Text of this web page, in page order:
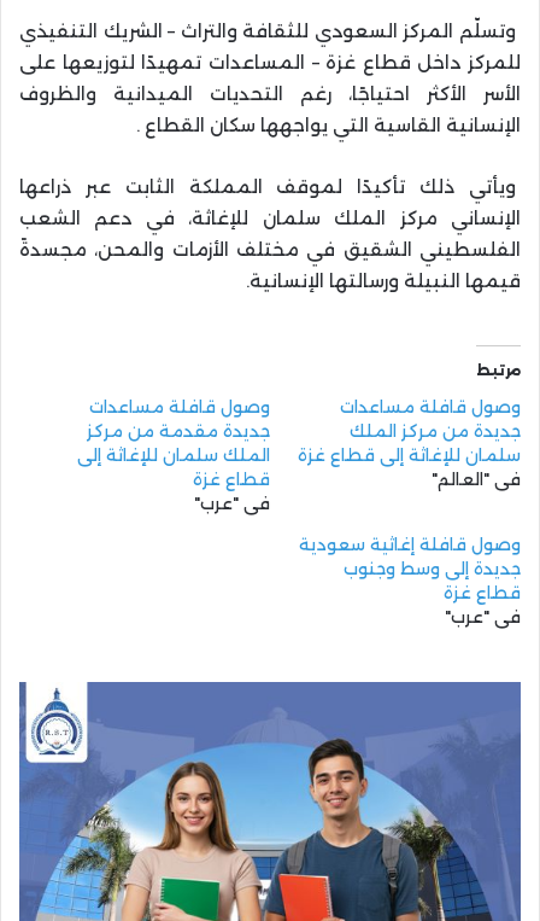
وتسلّم المركز السعودي للثقافة والتراث – الشريك التنفيذي
للمركز داخل قطاع غزة – المساعدات تمهيدًا لتوزيعها على
الأسر الأكثر احتياجًا، رغم التحديات الميدانية والظروف
الإنسانية القاسية التي يواجهها سكان القطاع .
ويأتي ذلك تأكيدًا لموقف المملكة الثابت عبر ذراعها
الإنساني مركز الملك سلمان للإغاثة، في دعم الشعب
الفلسطيني الشقيق في مختلف الأزمات والمحن، مجسدةً
قيمها النبيلة ورسالتها الإنسانية.
مرتبط
وصول قافلة مساعدات
جديدة من مركز الملك
سلمان للإغاثة إلى قطاع غزة
في "العالم"
وصول قافلة مساعدات
جديدة مقدمة من مركز
الملك سلمان للإغاثة إلى
قطاع غزة
في "عرب"
وصول قافلة إغاثية سعودية
جديدة إلى وسط وجنوب
قطاع غزة
في "عرب"